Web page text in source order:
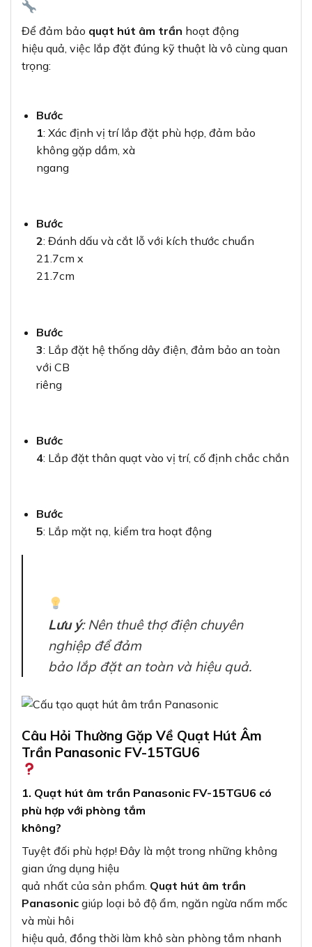
Để đảm bảo quạt hút âm trần hoạt động
hiệu quả, việc lắp đặt đúng kỹ thuật là vô cùng quan
trọng:
Bước
1: Xác định vị trí lắp đặt phù hợp, đảm bảo
không gặp dầm, xà
ngang
Bước
2: Đánh dấu và cắt lỗ với kích thước chuẩn
21.7cm x
21.7cm
Bước
3: Lắp đặt hệ thống dây điện, đảm bảo an toàn
với CB
riêng
Bước
4: Lắp đặt thân quạt vào vị trí, cố định chắc chắn
Bước
5: Lắp mặt nạ, kiểm tra hoạt động
Lưu ý: Nên thuê thợ điện chuyên
nghiệp để đảm
bảo lắp đặt an toàn và hiệu quả.
Câu Hỏi Thường Gặp Về Quạt Hút Âm
Trần Panasonic FV-15TGU6
1. Quạt hút âm trần Panasonic FV-15TGU6 có
phù hợp với phòng tắm
không?
Tuyệt đối phù hợp! Đây là một trong những không
gian ứng dụng hiệu
quả nhất của sản phẩm. Quạt hút âm trần
Panasonic giúp loại bỏ độ ẩm, ngăn ngừa nấm mốc
và mùi hôi
hiệu quả, đồng thời làm khô sàn phòng tắm nhanh